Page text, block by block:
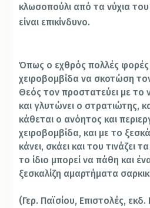
κλωσοπούλι από τα νύχια του
είναι επικίνδυνο.
Όπως ο εχθρός πολλές φορές
χειροβομβίδα να σκοτώση
Θεός τον προστατεύει με το
και γλυτώνει ο στρατιώτης,
κάθεται ο ανόητος και
χειροβομβίδα, και με το
κάνει, σκάει και του τινάζει
το ίδιο μπορεί να πάθη και
ξεσκαλίζη αμαρτήματα
(Γερ. Παϊσίου, Επιστολές,